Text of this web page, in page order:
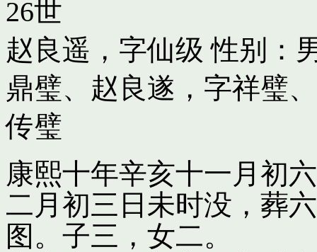
26世
赵良遥，字仙级 性别：
鼎璧、 赵良遂，字祥璧、
传璧
康熙十年辛亥十一月初
二月初三日未时没，葬
图。子三，女二。